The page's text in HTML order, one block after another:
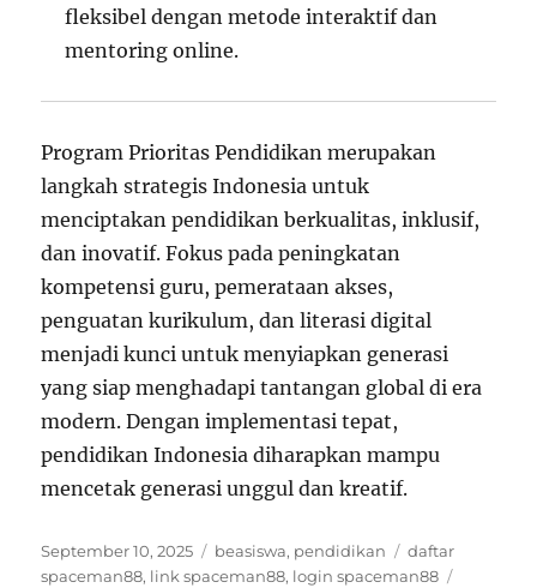
fleksibel dengan metode interaktif dan
mentoring online.
Program Prioritas Pendidikan merupakan
langkah strategis Indonesia untuk
menciptakan pendidikan berkualitas, inklusif,
dan inovatif. Fokus pada peningkatan
kompetensi guru, pemerataan akses,
penguatan kurikulum, dan literasi digital
menjadi kunci untuk menyiapkan generasi
yang siap menghadapi tantangan global di era
modern. Dengan implementasi tepat,
pendidikan Indonesia diharapkan mampu
mencetak generasi unggul dan kreatif.
Posted
on
September 10, 2025 Categories
beasiswa, pendidikan Tags
daftar
spaceman88, link spaceman88, login spaceman88